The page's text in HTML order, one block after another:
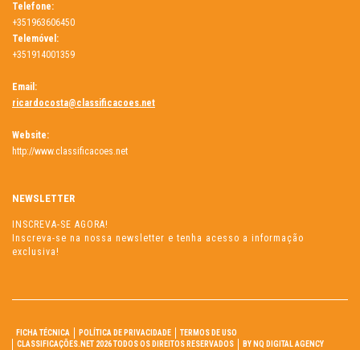
Telefone:
+351963606450
Telemóvel:
+351914001359
Email:
ricardocosta@classificacoes.net
Website:
http://www.classificacoes.net
NEWSLETTER
INSCREVA-SE AGORA!
Inscreva-se na nossa newsletter e tenha acesso a informação
exclusiva!
FICHA TÉCNICA POLÍTICA DE PRIVACIDADE
TERMOS DE USO
CLASSIFICAÇÕES.NET 2026 TODOS OS DIREITOS RESERVADOS
BY NQ DIGITAL AGENCY